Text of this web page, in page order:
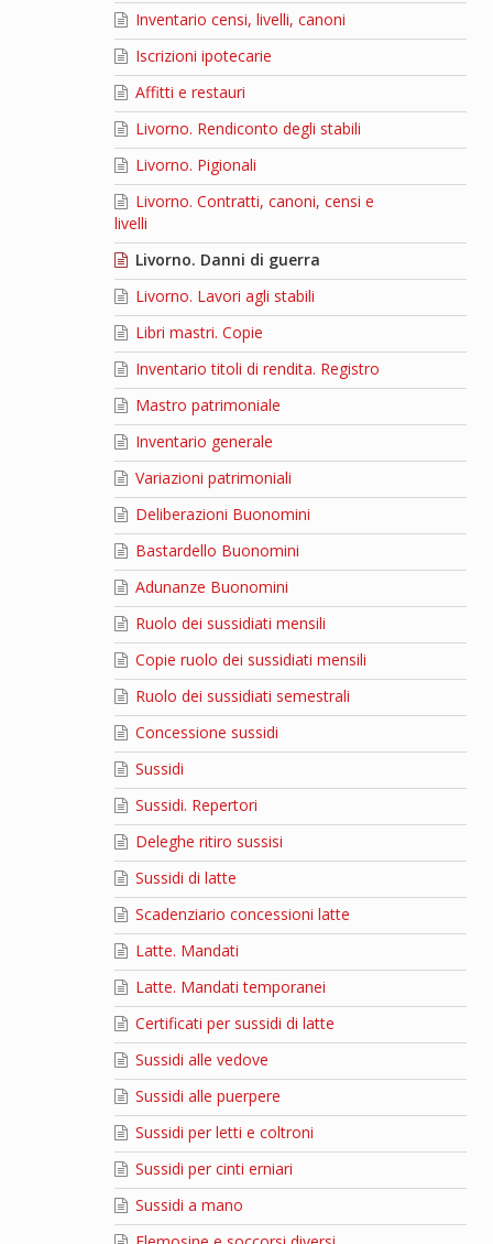
Inventario censi, livelli, canoni
Iscrizioni ipotecarie
Affitti e restauri
Livorno. Rendiconto degli stabili
Livorno. Pigionali
Livorno. Contratti, canoni, censi e
livelli
Livorno. Danni di guerra
Livorno. Lavori agli stabili
Libri mastri. Copie
Inventario titoli di rendita. Registro
Mastro patrimoniale
Inventario generale
Variazioni patrimoniali
Deliberazioni Buonomini
Bastardello Buonomini
Adunanze Buonomini
Ruolo dei sussidiati mensili
Copie ruolo dei sussidiati mensili
Ruolo dei sussidiati semestrali
Concessione sussidi
Sussidi
Sussidi. Repertori
Deleghe ritiro sussisi
Sussidi di latte
Scadenziario concessioni latte
Latte. Mandati
Latte. Mandati temporanei
Certificati per sussidi di latte
Sussidi alle vedove
Sussidi alle puerpere
Sussidi per letti e coltroni
Sussidi per cinti erniari
Sussidi a mano